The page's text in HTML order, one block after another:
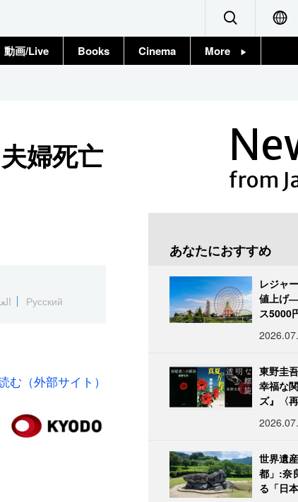
動画/Live Books Cinema More
婦死亡
Русский
む（外部サイト）
from
あなたにおすすめ
レジャ
値上げ
ス5000
東野圭
幸福な
ズ』〈再
世界遺
都」:奈
る「日